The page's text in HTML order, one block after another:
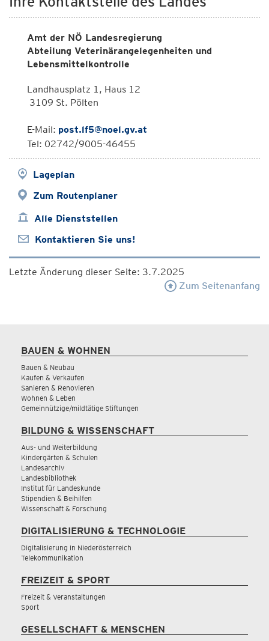
Amt der NÖ Landesregierung
Abteilung Veterinärangelegenheiten und
Lebensmittelkontrolle
Landhausplatz 1, Haus 12
3109 St. Pölten
E-Mail: post.lf5@noel.gv.at
Tel: 02742/9005-46455
Lageplan
Zum Routenplaner
Alle Dienststellen
Kontaktieren Sie uns!
Letzte Änderung dieser Seite: 3.7.2025
Zum Seitenanfang
BAUEN & WOHNEN
Bauen & Neubau
Kaufen & Verkaufen
Sanieren & Renovieren
Wohnen & Leben
Gemeinnützige/mildtätige Stiftungen
BILDUNG & WISSENSCHAFT
Aus- und Weiterbildung
Kindergärten & Schulen
Landesarchiv
Landesbibliothek
Institut für Landeskunde
Stipendien & Beihilfen
Wissenschaft & Forschung
DIGITALISIERUNG & TECHNOLOGIE
Digitalisierung in Niederösterreich
Telekommunikation
FREIZEIT & SPORT
Freizeit & Veranstaltungen
Sport
GESELLSCHAFT & MENSCHEN